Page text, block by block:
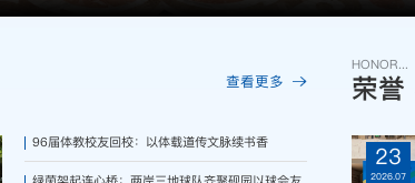
查看更多
96届体教校友回校：以体载道传文脉续书香
HONOR...
荣誉
23
2026.07